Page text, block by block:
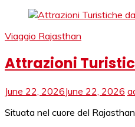
Viaggio Rajasthan
Attrazioni
June 22, 2026June 22, 2026
Situata nel cuore del